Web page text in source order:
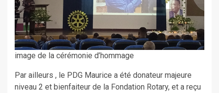
image de la cérémonie d’hommage
Par ailleurs , le PDG Maurice a été donateur majeure
niveau 2 et bienfaiteur de la Fondation Rotary, et a reçu